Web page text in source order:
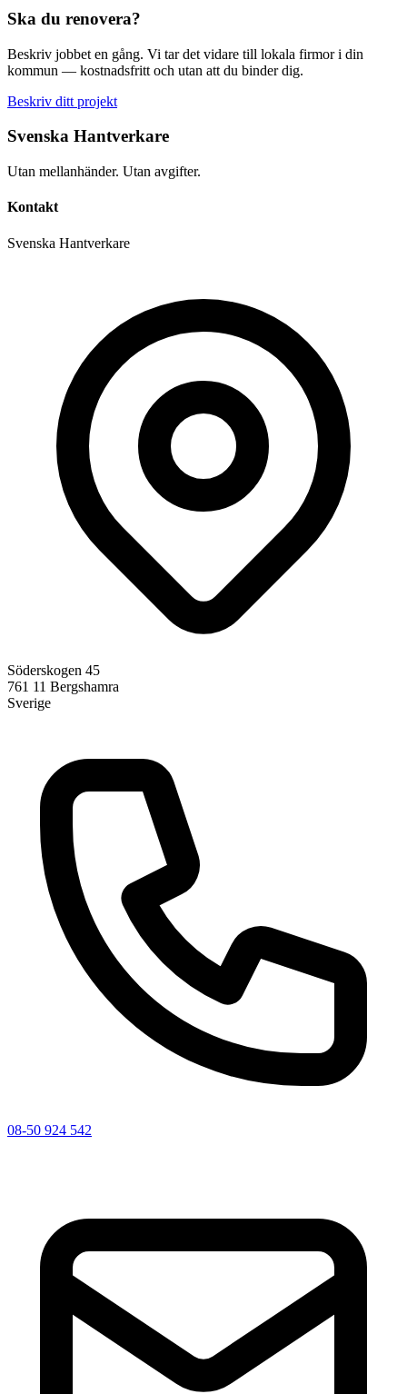
Ska du renovera?
Beskriv jobbet en gång. Vi tar det vidare till lokala firmor i din
kommun — kostnadsfritt och utan att du binder dig.
Beskriv ditt projekt
Svenska Hantverkare
Utan mellanhänder. Utan avgifter.
Kontakt
Svenska Hantverkare
Söderskogen 45
761 11 Bergshamra
Sverige
08-50 924 542